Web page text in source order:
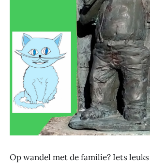
Op wandel met de familie? Iets